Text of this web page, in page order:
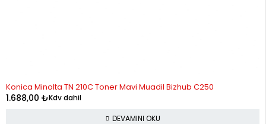
Konica Minolta TN 210C Toner Mavi Muadil Bizhub C250
1.688,00 ₺Kdv dahil
DEVAMINI OKU